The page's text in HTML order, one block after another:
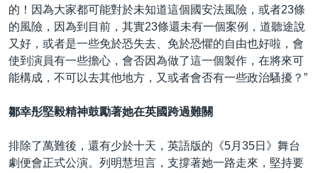
的！因為大家都可能對於未知道這個國安法風險，或者23條
的風險，因為到目前，其實23條還未有一個案例，道聽途說
又好，或者是一些免於恐失去、免於恐懼的自由也好啦，會
使到演員有一些擔心，會否因為做了這一個製作，在將來可
能構成，不可以去其他地方，又或者會否有一些政治騷擾？”
鄒幸彤堅毅精神鼓勵著她在英國跨過難關
排除了萬難後，還有少於十天，英語版的《5月35日》舞台
劇便會正式公演。列明慧坦言，支撐著她一路走來，堅持要